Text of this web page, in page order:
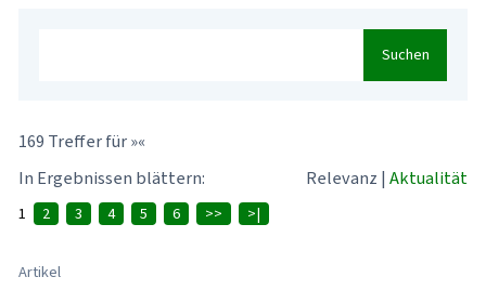
Suchen
169 Treffer für »«
In Ergebnissen blättern:
Relevanz | Aktualität
1 2 3 4 5 6 >> >|
Artikel